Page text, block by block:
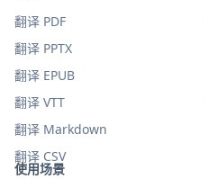
使用场景
翻译 PDF
翻译 PPTX
翻译 EPUB
翻译 VTT
翻译 Markdown
翻译 CSV